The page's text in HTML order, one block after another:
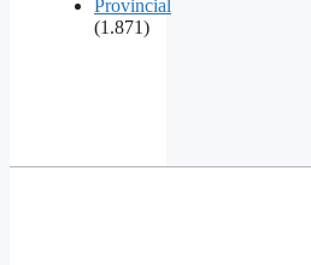
Provincial
(1.871)